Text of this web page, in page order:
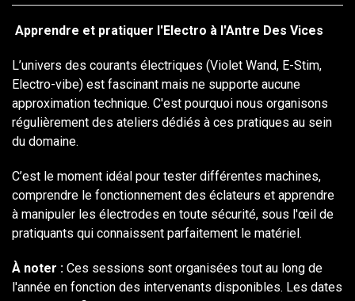
Apprendre et pratiquer l'Electro à l'Antre Des Vices
L’univers des courants électriques (Violet Wand, E-Stim,
Electro-vibe) est fascinant mais ne supporte aucune
approximation technique. C'est pourquoi nous organisons
régulièrement des ateliers dédiés à ces pratiques au sein
du domaine.
C’est le moment idéal pour tester différentes machines,
comprendre le fonctionnement des éclateurs et apprendre
à manipuler les électrodes en toute sécurité, sous l'œil de
pratiquants qui connaissent parfaitement le matériel.
À noter : Ces sessions sont organisées tout au long de
l'année en fonction des intervenants disponibles. Les dates